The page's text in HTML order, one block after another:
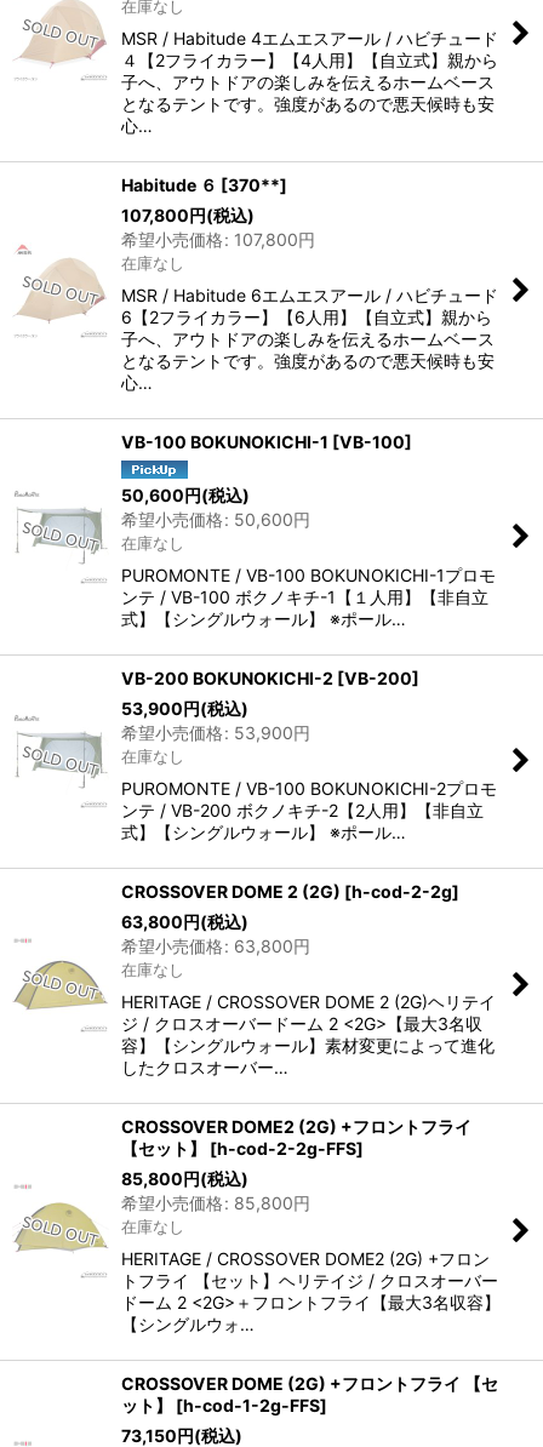
在庫なし
MSR / Habitude 4エムエスアール / ハビチュード
４【2フライカラー】【4人用】【自立式】親から
子へ、アウトドアの楽しみを伝えるホームベース
となるテントです。強度があるので悪天候時も安
心…
Habitude ６ [370**]
107,800円(税込)
希望小売価格: 107,800円
在庫なし
MSR / Habitude 6エムエスアール / ハビチュード
6【2フライカラー】【6人用】【自立式】親から
子へ、アウトドアの楽しみを伝えるホームベース
となるテントです。強度があるので悪天候時も安
心…
VB-100 BOKUNOKICHI-1 [VB-100]
50,600円(税込)
希望小売価格: 50,600円
在庫なし
PUROMONTE / VB-100 BOKUNOKICHI-1プロモ
ンテ / VB-100 ボクノキチ-1【１人用】【非自立
式】【シングルウォール】 ※ポール…
VB-200 BOKUNOKICHI-2 [VB-200]
53,900円(税込)
希望小売価格: 53,900円
在庫なし
PUROMONTE / VB-100 BOKUNOKICHI-2プロモ
ンテ / VB-200 ボクノキチ-2【2人用】【非自立
式】【シングルウォール】 ※ポール…
CROSSOVER DOME 2 (2G) [h-cod-2-2g]
63,800円(税込)
希望小売価格: 63,800円
在庫なし
HERITAGE / CROSSOVER DOME 2 (2G)ヘリテイ
ジ / クロスオーバードーム 2 <2G>【最大3名収
容】【シングルウォール】素材変更によって進化
したクロスオーバー…
CROSSOVER DOME2 (2G) +フロントフライ
【セット】
[h-cod-2-2g-FFS]
85,800円(税込)
希望小売価格: 85,800円
在庫なし
HERITAGE / CROSSOVER DOME2 (2G) +フロン
トフライ 【セット】ヘリテイジ / クロスオーバー
ドーム 2 <2G>＋フロントフライ【最大3名収容】
【シングルウォ…
CROSSOVER DOME (2G) +フロントフライ 【セ
ット】
[h-cod-1-2g-FFS]
73,150円(税込)